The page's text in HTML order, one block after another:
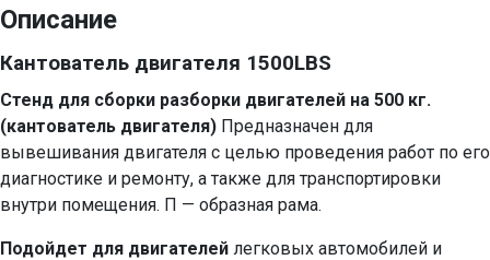
Описание
Кантователь двигателя 1500LBS
Стенд для сборки разборки двигателей на 500 кг.
(кантователь двигателя) Предназначен для
вывешивания двигателя с целью проведения работ по его
диагностике и ремонту, а также для транспортировки
внутри помещения. П — образная рама.
Подойдет для двигателей легковых автомобилей и